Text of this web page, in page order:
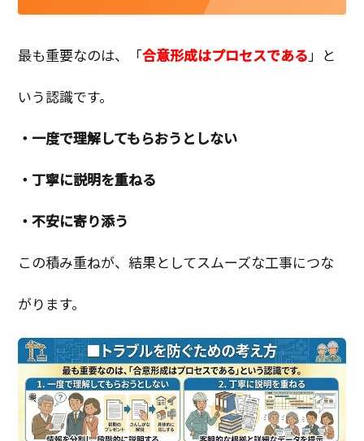
最も重要なのは、「合意形成はプロセスである 」と
いう認識です。
・一度で理解してもらおうとしない
・丁寧に説明を重ねる
・不安に寄り添う
この積み重ねが、結果としてスムーズな工事につな
がります。